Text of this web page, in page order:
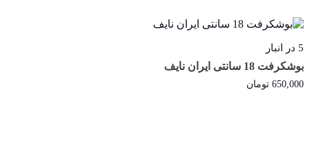
5 در انبار
بوشکرفت 18 سانتی ایران نایف
650,000 تومان